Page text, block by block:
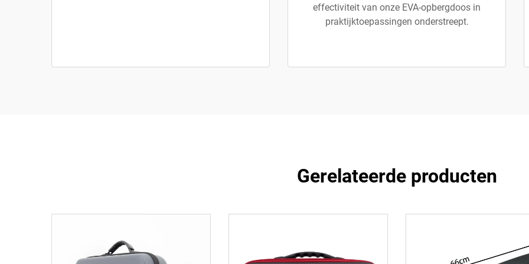
effectiviteit van onze EVA-opbergdoos in
praktijktoepassingen onderstreept.
Gerelateerde producten